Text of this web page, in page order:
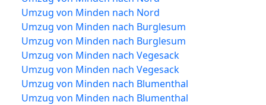
Umzug von Minden nach Nord
Umzug von Minden nach Burglesum
Umzug von Minden nach Burglesum
Umzug von Minden nach Vegesack
Umzug von Minden nach Vegesack
Umzug von Minden nach Blumenthal
Umzug von Minden nach Blumenthal